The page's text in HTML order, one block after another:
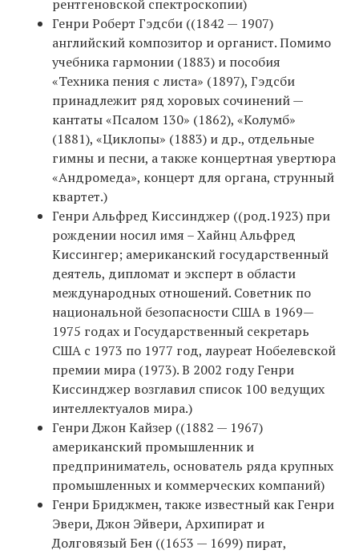
рентгеновской спектроскопии)
Генри Роберт Гэдсби ((1842 — 1907)
английский композитор и органист. Помимо
учебника гармонии (1883) и пособия
«Техника пения с листа» (1897), Гэдсби
принадлежит ряд хоровых сочинений —
кантаты «Псалом 130» (1862), «Колумб»
(1881), «Циклопы» (1883) и др., отдельные
гимны и песни, а также концертная увертюра
«Андромеда», концерт для органа, струнный
квартет.)
Генри Альфред Киссинджер ((род.1923) при
рождении носил имя – Хайнц Альфред
Киссингер; американский государственный
деятель, дипломат и эксперт в области
международных отношений. Советник по
национальной безопасности США в 1969—
1975 годах и Государственный секретарь
США с 1973 по 1977 год, лауреат Нобелевской
премии мира (1973). В 2002 году Генри
Киссинджер возглавил список 100 ведущих
интеллектуалов мира.)
Генри Джон Кайзер ((1882 — 1967)
американский промышленник и
предприниматель, основатель ряда крупных
промышленных и коммерческих компаний)
Генри Бриджмен, также известный как Генри
Эвери, Джон Эйвери, Архипират и
Долговязый Бен ((1653 — 1699) пират,